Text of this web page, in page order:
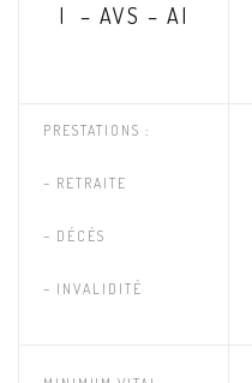
I – AVS – AI
PRESTATIONS :
– RETRAITE
– DÉCÈS
– INVALIDITÉ